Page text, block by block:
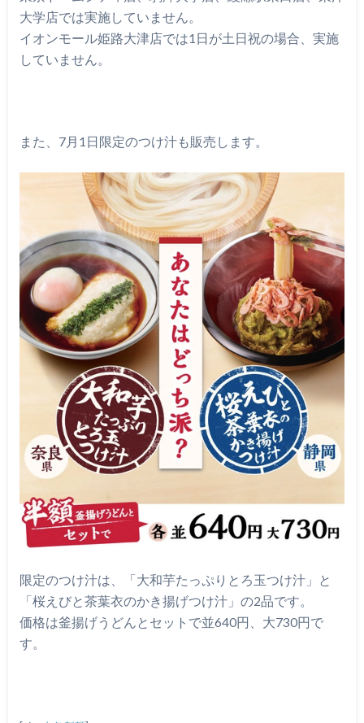
大学店では実施していません。
イオンモール姫路大津店では1日が土日祝の場合、実施
していません。
また、7月1日限定のつけ汁も販売します。
限定のつけ汁は、「大和芋たっぷりとろ玉つけ汁」と
「桜えびと茶葉衣のかき揚げつけ汁」の2品です。
価格は釜揚げうどんとセットで並640円、大730円で
す。